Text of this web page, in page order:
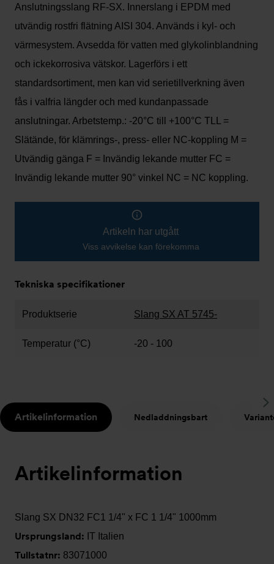
Anslutningsslang RF-SX. Innerslang i EPDM med
utvändig rostfri flätning AISI 304. Används i kyl- och
värmesystem. Avsedda för vatten med glykolinblandning
och ickekorrosiva vätskor. Lagerförs i ett
standardsortiment, men kan vid serietillverkning även
fås i valfria längder och med kundanpassade
anslutningar. Arbetstemp.: -20°C till +100°C TLL =
Slätände, för klämrings-, press- eller NC-koppling M =
Utvändig gänga F = Invändig lekande mutter FC =
Invändig lekande mutter 90° vinkel NC = NC koppling.
Artikeln har utgått
Viss avvikelse kan förekomma
Tekniska specifikationer
Produktserie Slang SX AT 5745-
Temperatur (°C) -20 - 100
Artikelinformation Nedladdningsbart
Artikelinformation
Slang SX DN32 FC1 1/4" x FC 1 1/4" 1000mm
Ursprungsland: IT Italien
Tullstatnr: 83071000